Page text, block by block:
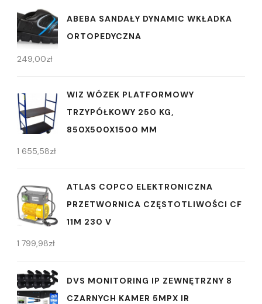
ABEBA SANDAŁY DYNAMIC WKŁADKA
ORTOPEDYCZNA
249,00zł
WIZ WÓZEK PLATFORMOWY
TRZYPÓŁKOWY 250 KG,
850X500X1500 MM
1 655,58zł
ATLAS COPCO ELEKTRONICZNA
PRZETWORNICA CZĘSTOTLIWOŚCI CF
11M 230 V
1 799,98zł
DVS MONITORING IP ZEWNĘTRZNY 8
CZARNYCH KAMER 5MPX IR